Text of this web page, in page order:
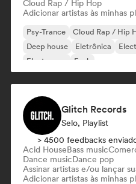
Cloud Rap / Hip Hop
Adicionar artistas às minhas
Psy-Trance Cloud Rap / Hip
Deep house
Eletrônica
Electropop
Funk
Glitch Records
Selo, Playlist
> 4500 feedbacks
Acid HouseBass music
Dance musicDance pop
Assinar artistas e/ou lançar
Adicionar artistas às minhas